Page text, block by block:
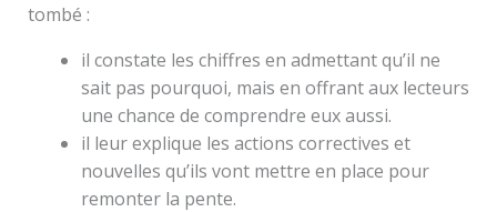
tombé :
il constate les chiffres en admettant qu’il ne
sait pas pourquoi, mais en offrant aux lecteurs
une chance de comprendre eux aussi.
il leur explique les actions correctives et
nouvelles qu’ils vont mettre en place pour
remonter la pente.